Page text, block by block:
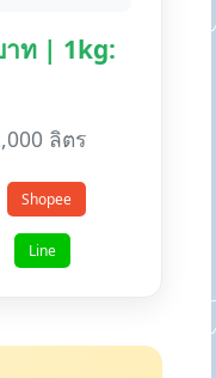
าท | 1kg:
ลิตร
Shopee
Line